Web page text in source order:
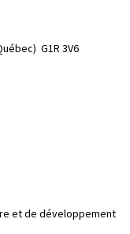
G1R 3V6
et de développement